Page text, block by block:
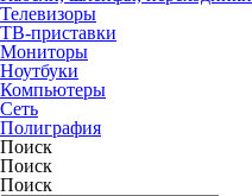
Телевизоры
ТВ-приставки
Мониторы
Ноутбуки
Компьютеры
Сеть
Полиграфия
Поиск
Поиск
Поиск